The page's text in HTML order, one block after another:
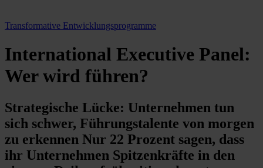
Transformative Entwicklungsprogramme
International Executive Panel:
Wer wird führen?
Strategische Lücke: Unternehmen tun
sich schwer, Führungstalente von morgen
zu erkennen Nur 22 Prozent sagen, dass
ihr Unternehmen Spitzenkräfte in den